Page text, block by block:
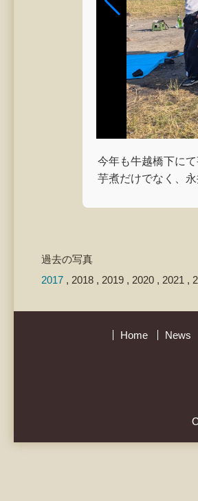
今年も牛越橋下にて
芋煮だけでなく、
過去の写真
2017 , 2018 , 2019 , 2020 , 2021 ,
Home News